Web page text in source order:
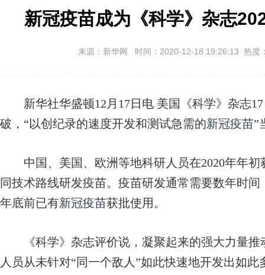
新冠疫苗成为《科学》杂志
来源：新华网 时间：2020-12-18 19:26:13 热度
新华社华盛顿12月17日电 美国《科学》杂志17
破，“以创纪录的速度开发和测试急需的新冠疫苗”
中国、美国、欧洲等地科研人员在2020年年初
同技术路线研发疫苗。疫苗研发通常需要数年时
年底前已有新冠疫苗获批使用。
《科学》杂志评价说，凝聚起来的强大力量推
人员从未针对“同一个敌人”如此快速地开发出如